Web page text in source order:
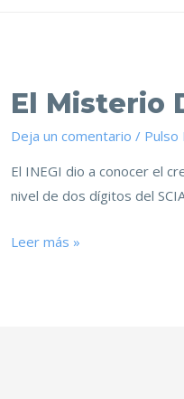
El Misterio
Deja un comentario / Pulso
El INEGI dio a conocer el
nivel de dos dígitos del
Leer más »